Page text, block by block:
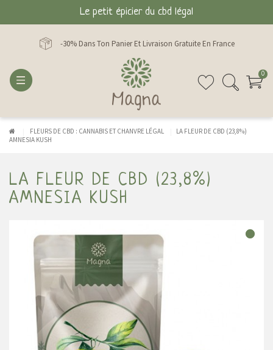
Le petit épicier du cbd légal
-30% Dans Ton Panier Et Livraison Gratuite En France
0
FLEURS DE CBD : CANNABIS ET CHANVRE LÉGAL
LA FLEUR DE CBD (23,8%)
AMNESIA KUSH
LA FLEUR DE CBD (23,8%)
AMNESIA KUSH